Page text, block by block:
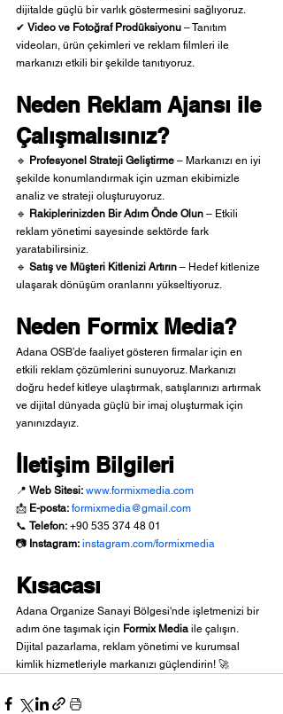
dijitalde güçlü bir varlık göstermesini sağlıyoruz.
✔ Video ve Fotoğraf Prodüksiyonu – Tanıtım
videoları, ürün çekimleri ve reklam filmleri ile
markanızı etkili bir şekilde tanıtıyoruz.
Neden Reklam Ajansı ile
Çalışmalısınız?
🔹 Profesyonel Strateji Geliştirme – Markanızı en iyi
şekilde konumlandırmak için uzman ekibimizle
analiz ve strateji oluşturuyoruz.
🔹 Rakiplerinizden Bir Adım Önde Olun – Etkili
reklam yönetimi sayesinde sektörde fark
yaratabilirsiniz.
🔹 Satış ve Müşteri Kitlenizi Artırın – Hedef kitlenize
ulaşarak dönüşüm oranlarını yükseltiyoruz.
Neden Formix Media?
Adana OSB’de faaliyet gösteren firmalar için en
etkili reklam çözümlerini sunuyoruz. Markanızı
doğru hedef kitleye ulaştırmak, satışlarınızı artırmak
ve dijital dünyada güçlü bir imaj oluşturmak için
yanınızdayız.
İletişim Bilgileri
📍 Web Sitesi: www.formixmedia.com
📩 E-posta: formixmedia@gmail.com
📞 Telefon: +90 535 374 48 01
📷 Instagram: instagram.com/formixmedia
Kısacası
Adana Organize Sanayi Bölgesi'nde işletmenizi bir
adım öne taşımak için Formix Media ile çalışın.
Dijital pazarlama, reklam yönetimi ve kurumsal
kimlik hizmetleriyle markanızı güçlendirin! 🚀